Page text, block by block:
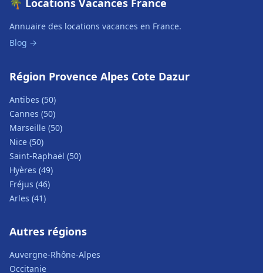
🌴 Locations Vacances France
Annuaire des locations vacances en France.
Blog →
Région Provence Alpes Cote Dazur
Antibes (50)
Cannes (50)
Marseille (50)
Nice (50)
Saint-Raphaël (50)
Hyères (49)
Fréjus (46)
Arles (41)
Autres régions
Auvergne-Rhône-Alpes
Occitanie